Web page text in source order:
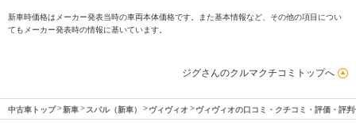
新車時価格はメーカー発表当時の車両本体価格です。また基本情報など、その他の項目につい
てもメーカー発表時の情報に基いています。
ジグさんのクルマクチコミトップへ
中古車トップ 新車 スバル（新車） ヴィヴィオ ヴィヴィオの口コミ・クチコミ・評価・評判